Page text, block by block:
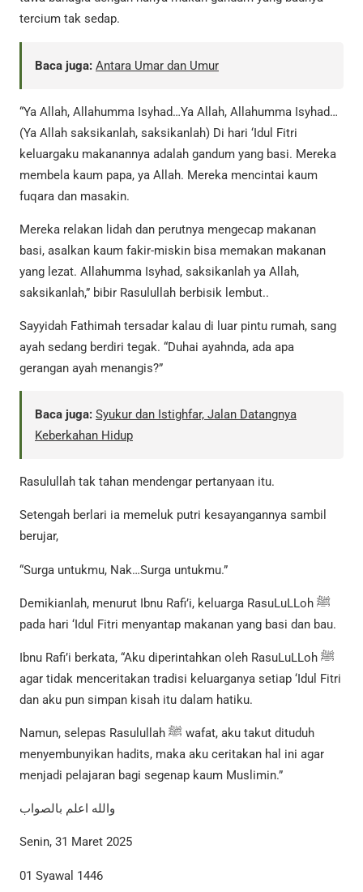
tercium tak sedap.
Baca juga: Antara Umar dan Umur
“Ya Allah, Allahumma Isyhad…Ya Allah, Allahumma Isyhad…
(Ya Allah saksikanlah, saksikanlah) Di hari ‘Idul Fitri
keluargaku makanannya adalah gandum yang basi. Mereka
membela kaum papa, ya Allah. Mereka mencintai kaum
fuqara dan masakin.
Mereka relakan lidah dan perutnya mengecap makanan
basi, asalkan kaum fakir-miskin bisa memakan makanan
yang lezat. Allahumma Isyhad, saksikanlah ya Allah,
saksikanlah,” bibir Rasulullah berbisik lembut..
Sayyidah Fathimah tersadar kalau di luar pintu rumah, sang
ayah sedang berdiri tegak. “Duhai ayahnda, ada apa
gerangan ayah menangis?”
Baca juga: Syukur dan Istighfar, Jalan Datangnya
Keberkahan Hidup
Rasulullah tak tahan mendengar pertanyaan itu.
Setengah berlari ia memeluk putri kesayangannya sambil
berujar,
“Surga untukmu, Nak…Surga untukmu.”
Demikianlah, menurut Ibnu Rafi’i, keluarga RasuLuLLoh ﷺ
pada hari ‘Idul Fitri menyantap makanan yang basi dan bau.
Ibnu Rafi’i berkata, “Aku diperintahkan oleh RasuLuLLoh ﷺ
agar tidak menceritakan tradisi keluarganya setiap ‘Idul Fitri
dan aku pun simpan kisah itu dalam hatiku.
Namun, selepas Rasulullah ﷺ wafat, aku takut dituduh
menyembunyikan hadits, maka aku ceritakan hal ini agar
menjadi pelajaran bagi segenap kaum Muslimin.”
والله اعلم بالصواب
Senin, 31 Maret 2025
01 Syawal 1446